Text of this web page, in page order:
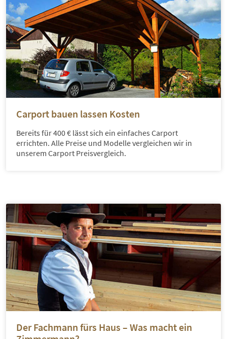
Carport bauen lassen Kosten
Bereits für 400 € lässt sich ein einfaches Carport
errichten. Alle Preise und Modelle vergleichen wir in
unserem Carport Preisvergleich.
Der Fachmann fürs Haus – Was macht ein